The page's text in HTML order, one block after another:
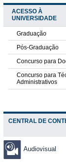
ACESSO À
UNIVERSIDADE
Graduação
Pós-Graduação
Concurso para
Concurso para
Administrativos
CENTRAL DE
Audiovisual